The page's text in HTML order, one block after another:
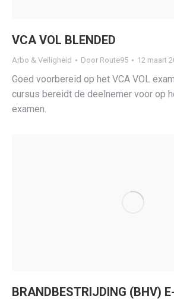
VCA VOL BLENDED
Arbo & Veiligheid Door Route95 12 maart
Goed voorbereid op het VCA VOL
cursus bereidt de deelnemer voor op
examen.
BRANDBESTRIJDING (BHV)